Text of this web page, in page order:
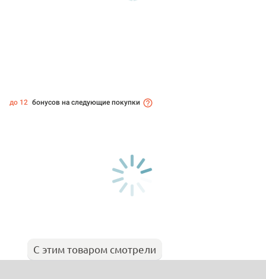
до 12 бонусов на следующие покупки
С этим товаром смотрели